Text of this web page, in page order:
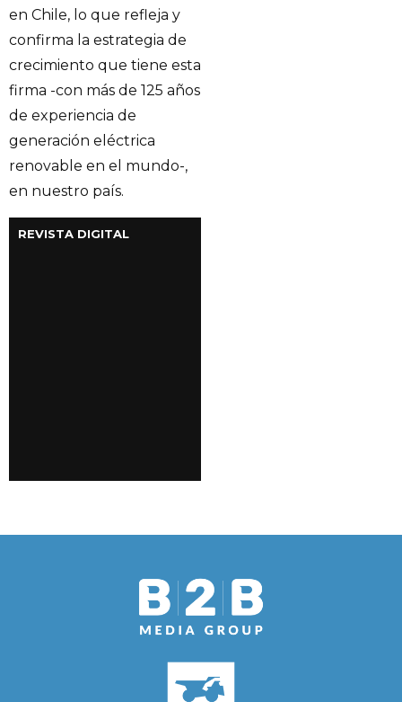
en Chile, lo que refleja y
confirma la estrategia de
crecimiento que tiene esta
firma -con más de 125 años
de experiencia de
generación eléctrica
renovable en el mundo-,
en nuestro país.
REVISTA DIGITAL